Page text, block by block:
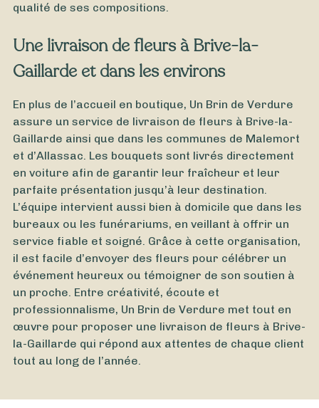
À partir de40 € -Personnaliser
Rose éternelle
qualité de ses compositions.
Une livraison de fleurs à Brive-la-
Gaillarde et dans les environs
En plus de l’accueil en boutique, Un Brin de Verdure
assure un service de livraison de fleurs à Brive-la-
Gaillarde ainsi que dans les communes de Malemort
et d’Allassac. Les bouquets sont livrés directement
en voiture afin de garantir leur fraîcheur et leur
parfaite présentation jusqu’à leur destination.
L’équipe intervient aussi bien à domicile que dans les
bureaux ou les funérariums, en veillant à offrir un
service fiable et soigné. Grâce à cette organisation,
il est facile d’envoyer des fleurs pour célébrer un
événement heureux ou témoigner de son soutien à
un proche. Entre créativité, écoute et
professionnalisme, Un Brin de Verdure met tout en
œuvre pour proposer une livraison de fleurs à Brive-
la-Gaillarde qui répond aux attentes de chaque client
tout au long de l’année.